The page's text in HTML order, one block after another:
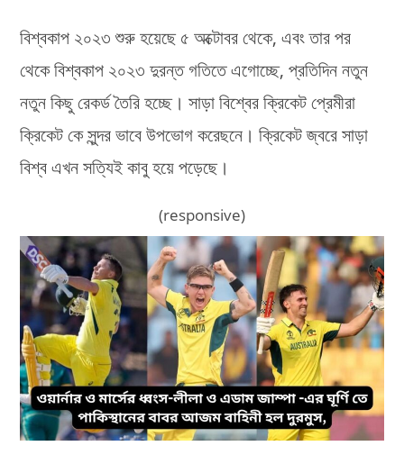
বিশ্বকাপ ২০২৩ শুরু হয়েছে ৫ অক্টোবর থেকে, এবং তার পর
থেকে বিশ্বকাপ ২০২৩ দুরন্ত গতিতে এগোচ্ছে, প্রতিদিন নতুন
নতুন কিছু রেকর্ড তৈরি হচ্ছে। সাড়া বিশ্বের ক্রিকেট প্রেমীরা
ক্রিকেট কে সুন্দর ভাবে উপভোগ করেছনে। ক্রিকেট জ্বরে সাড়া
বিশ্ব এখন সত্যিই কাবু হয়ে পড়েছে।
(responsive)